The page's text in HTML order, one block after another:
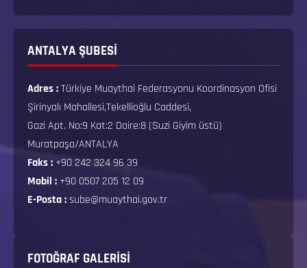
ANTALYA ŞUBESİ
Adres :Türkiye Muaythai Federasyonu Koordinasyon Ofisi
Şirinyalı Mahallesi,Tekellioğlu Caddesi,
Gazi Apt. No:9 Kat:2 Daire:8 (Suzi Giyim üstü)
Muratpaşa/ANTALYA
Faks : +90 242 324 96 39
Mobil : +90 0507 205 12 09
E-Posta :sube@muaythai.gov.tr
FOTOĞRAF GALERISI